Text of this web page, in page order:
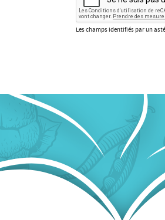
Les champs identifiés par un